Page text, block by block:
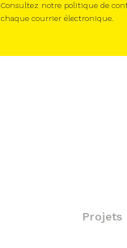
Consultez notre politique de
chaque courrier électronique.
Projets